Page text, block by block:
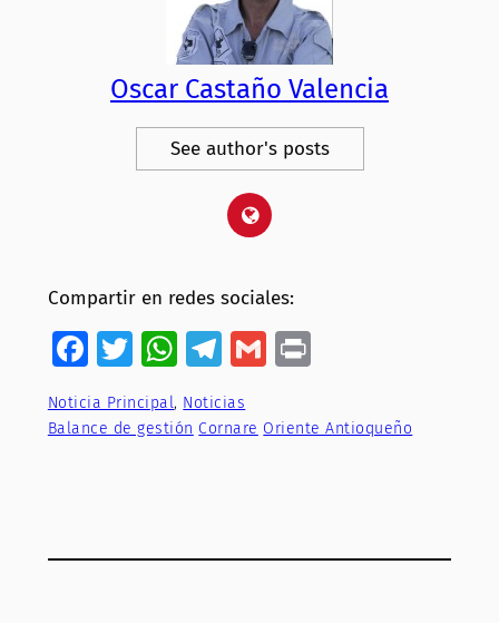
Oscar Castaño Valencia
See author's posts
Compartir en redes sociales:
Facebook
Twitter
WhatsApp
Telegram
GmailPrint
Noticia Principal, Noticias
Balance de gestión Cornare Oriente Antioqueño